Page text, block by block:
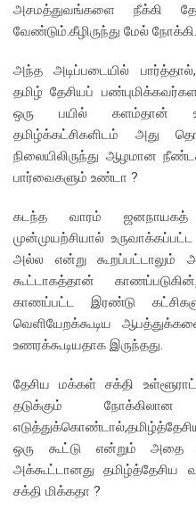
அசமத்துவங்களை நீக்கி
வேண்டும்.கீழிருந்து மேல் நோக்கி.
அந்த அடிப்படையில்
தமிழ் தேசியப்
ஒரு பயில் களம்தான்
தமிழ்க்கட்சிகளிடம் அது
நிலையிலிருந்து ஆழமான
பார்வைகளும் உண்டா ?
கடந்த வாரம் ஜனநாயகத்
முன்முயற்சியால்
அல்ல என்று கூறப்பட்டாலும்
கூட்டாகத்தான்
காணப்பட்ட இரண்டு
வெளியேறக்கூடிய
உணரக்கூடியதாக இருந்தது.
தேசிய மக்கள் சக்தி
தடுக்கும்
ஒரு கூட்டு என்றும் அதை
அக்கூட்டானது தமிழ்த்தேசிய
சக்தி மிக்கதா ?